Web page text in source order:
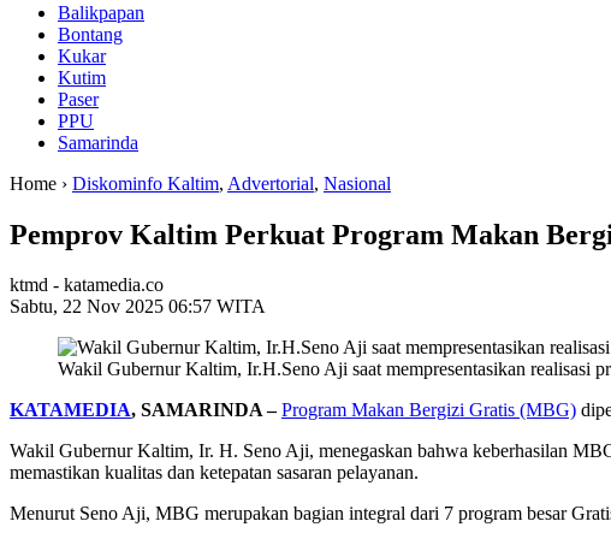
Balikpapan
Bontang
Kukar
Kutim
Paser
PPU
Samarinda
Home › Diskominfo Kaltim, Advertorial, Nasional
Pemprov Kaltim Perkuat Program Makan
ktmd - katamedia.co
Sabtu, 22 Nov 2025 06:57 WITA
Wakil Gubernur Kaltim, Ir.H.Seno Aji saat mempresentasikan realisasi
KATAMEDIA, SAMARINDA –Program Makan Bergizi Gratis (MBG)
Wakil Gubernur Kaltim, Ir. H. Seno Aji, menegaskan bahwa keberhasilan
memastikan kualitas dan ketepatan sasaran pelayanan.
Menurut Seno Aji, MBG merupakan bagian integral dari 7 program besar